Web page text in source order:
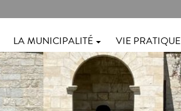
LA MUNICIPALITÉ VIE PRATIQUE